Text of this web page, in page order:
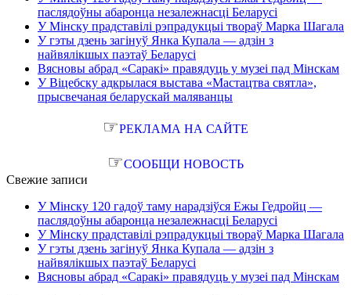
паслядоўны абаронца незалежнасці Беларусі
У Мінску прадставілі рэпрадукцыі твораў Марка Шагала
У гэты дзень загінуў Янка Купала — адзін з
найвялікшых паэтаў Беларусі
Вясновы абрад «Саракі» правядуць у музеі пад Мінскам
У Віцебску адкрылася выстава «Мастацтва святла»,
прысвечаная беларускай маляванцы
☞РЕКЛАМА НА САЙТЕ
☞СООБЩИ НОВОСТЬ
Свежие записи
У Мінску 120 гадоў таму нарадзіўся Ежы Гедройц —
паслядоўны абаронца незалежнасці Беларусі
У Мінску прадставілі рэпрадукцыі твораў Марка Шагала
У гэты дзень загінуў Янка Купала — адзін з
найвялікшых паэтаў Беларусі
Вясновы абрад «Саракі» правядуць у музеі пад Мінскам